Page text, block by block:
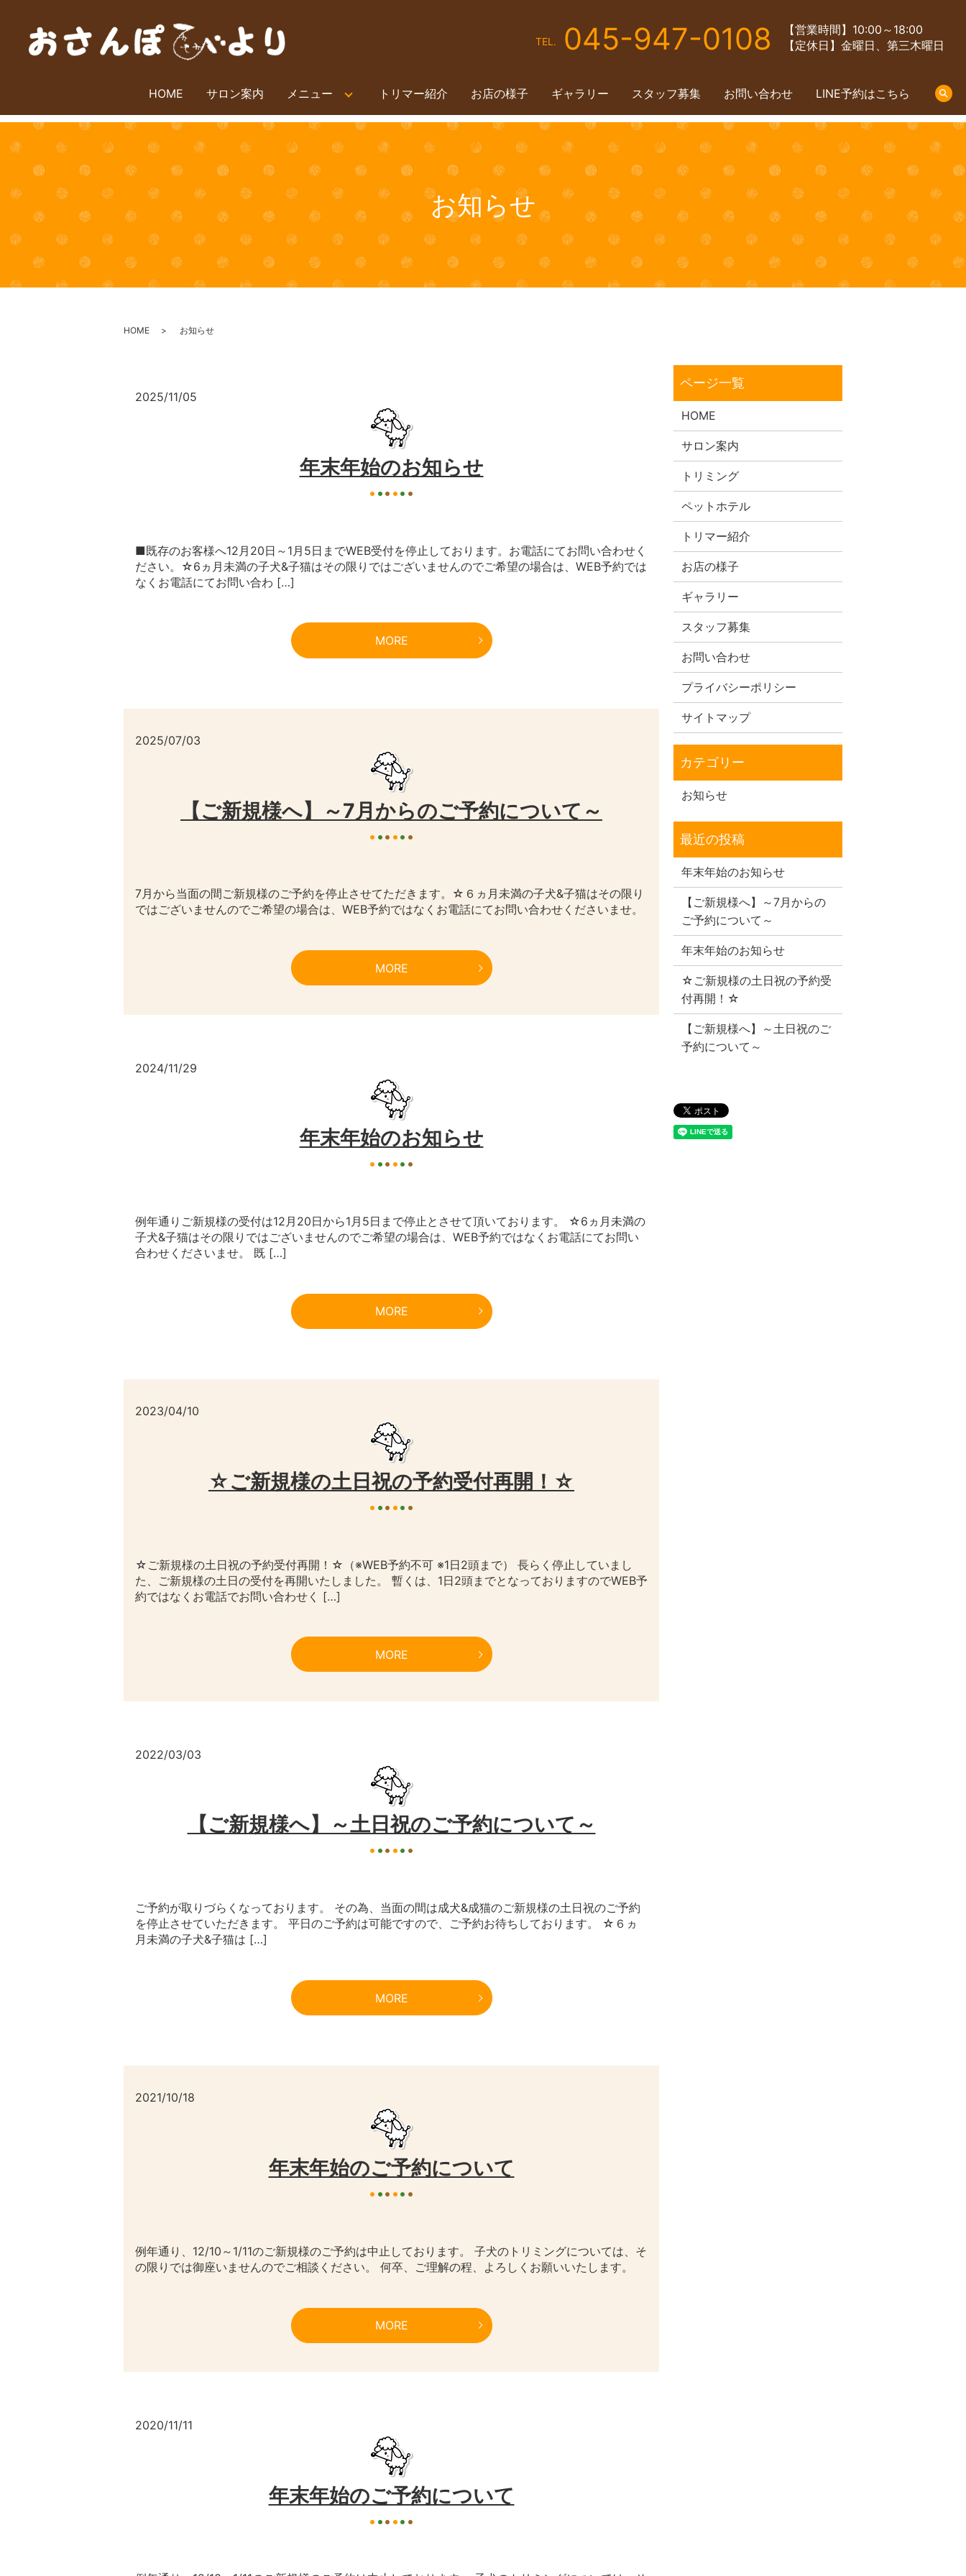
TEL. 045-947-0108
【営業時間】10:00～18:00
【定休日】金曜日、第三木曜日
HOME サロン案内 メニュー トリマー紹介 お店の様子 ギャラリー スタッフ募集 お問い合わせ LINE予約はこちら
お知らせ
HOME お知らせ
2025/11/05
年末年始のお知らせ
■既存のお客様へ12月20日～1月5日までWEB受付を停止しております。お電話にてお問い合わせく
ださい。☆6ヵ月未満の子犬&子猫はその限りではございませんのでご希望の場合は、WEB予約では
なくお電話にてお問い合わ […]
MORE
2025/07/03
【ご新規様へ】～7月からのご予約について～
7月から当面の間ご新規様のご予約を停止させてただきます。☆６ヵ月未満の子犬&子猫はその限り
ではございませんのでご希望の場合は、WEB予約ではなくお電話にてお問い合わせくださいませ。
MORE
2024/11/29
年末年始のお知らせ
例年通りご新規様の受付は12月20日から1月5日まで停止とさせて頂いております。 ☆6ヵ月未満の
子犬&子猫はその限りではございませんのでご希望の場合は、WEB予約ではなくお電話にてお問い
合わせくださいませ。 既 […]
MORE
2023/04/10
☆ご新規様の土日祝の予約受付再開！☆
☆ご新規様の土日祝の予約受付再開！☆（※WEB予約不可 ※1日2頭まで） 長らく停止していまし
た、ご新規様の土日の受付を再開いたしました。 暫くは、1日2頭までとなっておりますのでWEB予
約ではなくお電話でお問い合わせく […]
MORE
2022/03/03
【ご新規様へ】～土日祝のご予約について～
ご予約が取りづらくなっております。 その為、当面の間は成犬&成猫のご新規様の土日祝のご予約
を停止させていただきます。 平日のご予約は可能ですので、ご予約お待ちしております。 ☆６ヵ
月未満の子犬&子猫は […]
MORE
2021/10/18
年末年始のご予約について
例年通り、12/10～1/11のご新規様のご予約は中止しております。 子犬のトリミングについては、そ
の限りでは御座いませんのでご相談ください。 何卒、ご理解の程、よろしくお願いいたします。
MORE
2020/11/11
年末年始のご予約について
HOME
サロン案内
トリミング
ペットホテル
トリマー紹介
お店の様子
ギャラリー
スタッフ募集
お問い合わせ
プライバシーポリシー
サイトマップ
お知らせ
年末年始のお知らせ
【ご新規様へ】～7月からの
ご予約について～
年末年始のお知らせ
☆ご新規様の土日祝の予約受
付再開！☆
【ご新規様へ】～土日祝のご
予約について～